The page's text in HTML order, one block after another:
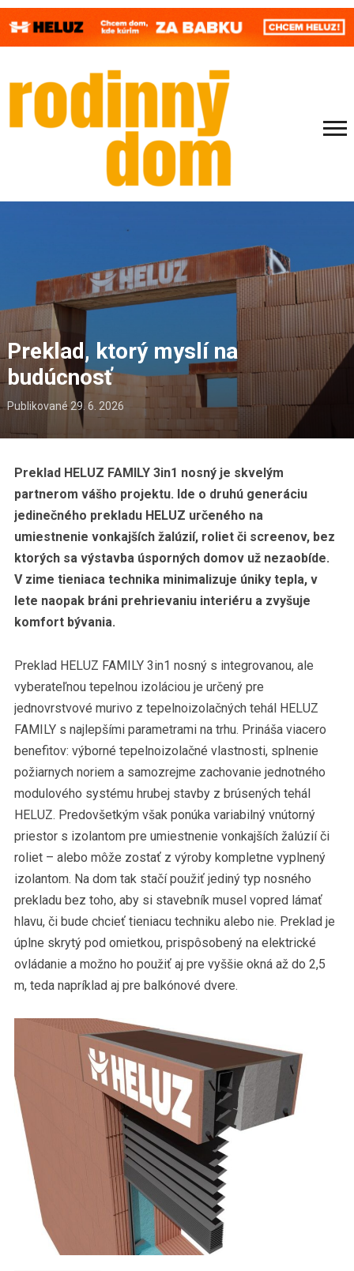
Preklad, ktorý myslí na
budúcnosť
Publikované29. 6. 2026
Preklad HELUZ FAMILY 3in1 nosný je skvelým
partnerom vášho projektu. Ide o druhú generáciu
jedinečného prekladu HELUZ určeného na
umiestnenie vonkajších žalúzií, roliet či screenov, bez
ktorých sa výstavba úsporných domov už nezaobíde.
V zime tieniaca technika minimalizuje úniky tepla, v
lete naopak bráni prehrievaniu interiéru a zvyšuje
komfort bývania.
Preklad HELUZ FAMILY 3in1 nosný s integrovanou, ale
vyberateľnou tepelnou izoláciou je určený pre
jednovrstvové murivo z tepelnoizolačných tehál HELUZ
FAMILY s najlepšími parametrami na trhu. Prináša viacero
benefitov: výborné tepelnoizolačné vlastnosti, splnenie
požiarnych noriem a samozrejme zachovanie jednotného
modulového systému hrubej stavby z brúsených tehál
HELUZ. Predovšetkým však ponúka variabilný vnútorný
priestor s izolantom pre umiestnenie vonkajších žalúzií či
roliet – alebo môže zostať z výroby kompletne vyplnený
izolantom. Na dom tak stačí použiť jediný typ nosného
prekladu bez toho, aby si stavebník musel vopred lámať
hlavu, či bude chcieť tieniacu techniku alebo nie. Preklad je
úplne skrytý pod omietkou, prispôsobený na elektrické
ovládanie a možno ho použiť aj pre vyššie okná až do 2,5
m, teda napríklad aj pre balkónové dvere.